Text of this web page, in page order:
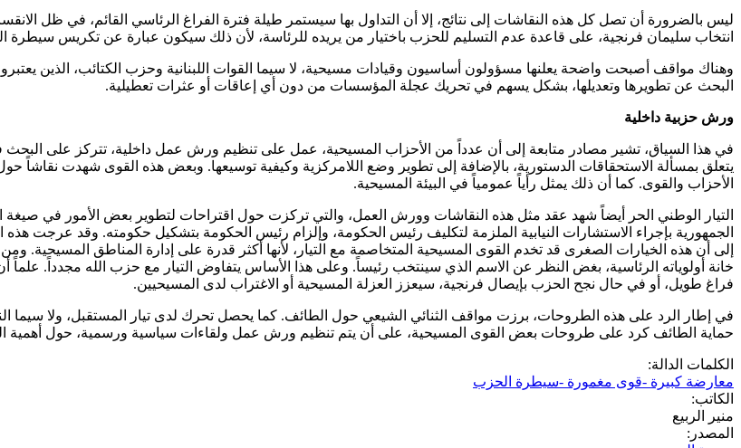
ليس بالضرورة أن تصل كل هذه النقاشات إلى نتائج، إلا أن التداول بها سيستمر طيلة فترة الفراغ الرئاسي القائم، في ظل
انتخاب سليمان فرنجية، على قاعدة عدم التسليم للحزب باختيار من يريده للرئاسة، لأن ذلك سيكون عبارة عن تكريس سيطرة
وهناك مواقف أصبحت واضحة يعلنها مسؤولون أساسيون وقيادات مسيحية، لا سيما القوات اللبنانية وحزب الكتائب، الذين
البحث عن تطويرها وتعديلها، بشكل يسهم في تحريك عجلة المؤسسات من دون أي إعاقات أو عثرات تعطيلية.
ورش حزبية داخلية
في هذا السياق، تشير مصادر متابعة إلى أن عدداً من الأحزاب المسيحية، عمل على تنظيم ورش عمل داخلية، تتركز على
يتعلق بمسألة الاستحقاقات الدستورية، بالإضافة إلى تطوير وضع اللامركزية وكيفية توسيعها. وبعض هذه القوى شهدت نقاشاً
الأحزاب والقوى. كما أن ذلك يمثل رأياً عمومياً في البيئة المسيحية.
التيار الوطني الحر أيضاً شهد عقد مثل هذه النقاشات وورش العمل، والتي تركزت حول اقتراحات لتطوير بعض الأمور في
الجمهورية بإجراء الاستشارات النيابية الملزمة لتكليف رئيس الحكومة، وإلزام رئيس الحكومة بتشكيل حكومته. وقد عرجت
إلى أن هذه الخيارات الصغرى قد تخدم القوى المسيحية المتخاصمة مع التيار، لأنها أكثر قدرة على إدارة المناطق
خانة أولوياته الرئاسية، بغض النظر عن الاسم الذي سينتخب رئيساً. وعلى هذا الأساس يتفاوض التيار مع حزب الله مجدداً. علماً
فراغ طويل، أو في حال نجح الحزب بإيصال فرنجية، سيعزز العزلة المسيحية أو الاغتراب لدى المسيحيين.
في إطار الرد على هذه الطروحات، برزت مواقف الثنائي الشيعي حول الطائف. كما يحصل تحرك لدى تيار المستقبل، ولا سيما
حماية الطائف كرد على طروحات بعض القوى المسيحية، على أن يتم تنظيم ورش عمل ولقاءات سياسية ورسمية، حول أهمية
الكلمات الدالة:
معارضة كبيرة -قوى مغمورة -سيطرة الحزب
الكاتب:
منير الربيع
المصدر: